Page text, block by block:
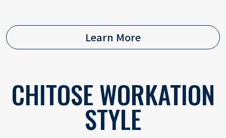
Learn More
CHITOSE WORKATION
STYLE